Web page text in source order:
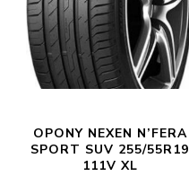
OPONY NEXEN N’FERA
SPORT SUV 255/55R19
111V XL